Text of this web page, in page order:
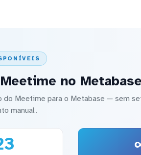
no Metabase
Meetime para o Metabase — sem
manual.